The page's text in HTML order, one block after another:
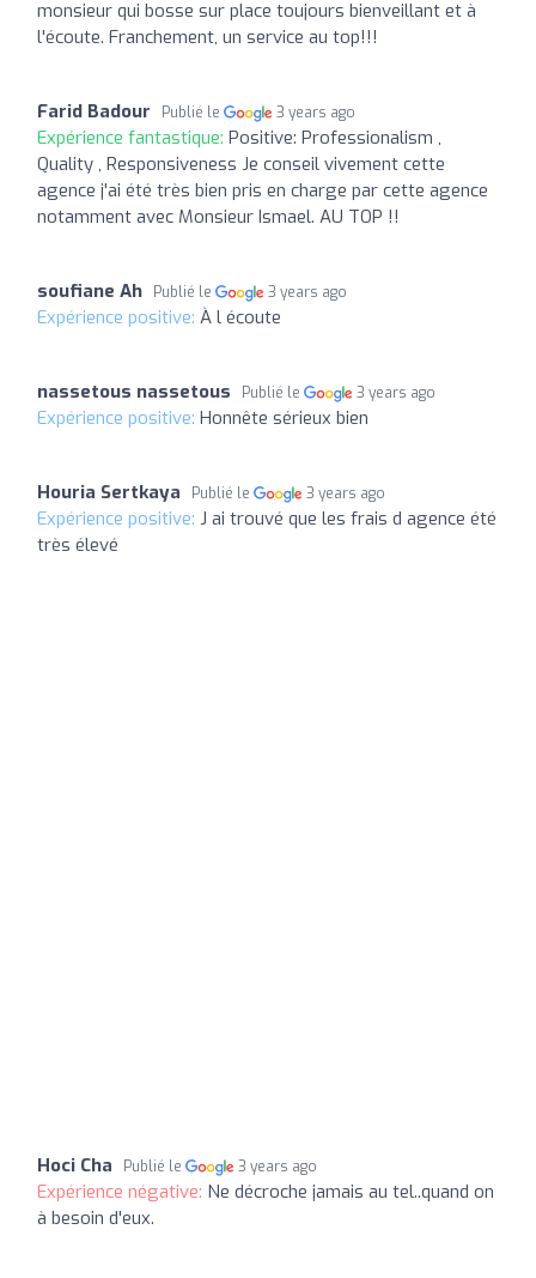
monsieur qui bosse sur place toujours bienveillant et à
l'écoute. Franchement, un service au top!!!
Farid Badour Publié le 3 years ago
Expérience fantastique: Positive: Professionalism ,
Quality , Responsiveness Je conseil vivement cette
agence j'ai été très bien pris en charge par cette agence
notamment avec Monsieur Ismael. AU TOP !!
soufiane Ah Publié le 3 years ago
Expérience positive: À l écoute
nassetous nassetous Publié le 3 years ago
Expérience positive: Honnête sérieux bien
Houria Sertkaya Publié le 3 years ago
Expérience positive: J ai trouvé que les frais d agence été
très élevé
Hoci Cha Publié le 3 years ago
Expérience négative: Ne décroche jamais au tel..quand on
à besoin d'eux.